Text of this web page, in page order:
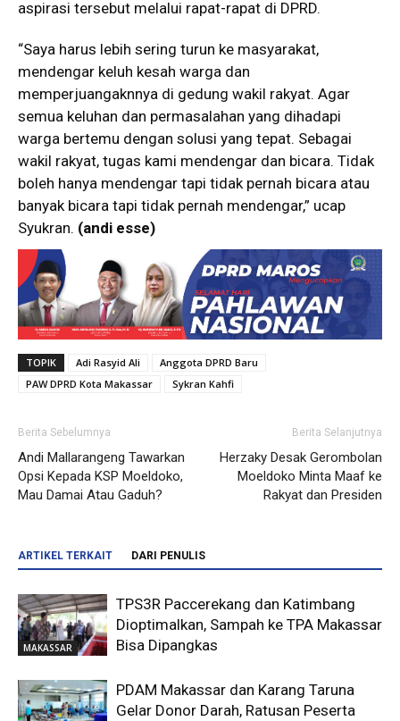
aspirasi tersebut melalui rapat-rapat di DPRD.
“Saya harus lebih sering turun ke masyarakat,
mendengar keluh kesah warga dan
memperjuangaknnya di gedung wakil rakyat. Agar
semua keluhan dan permasalahan yang dihadapi
warga bertemu dengan solusi yang tepat. Sebagai
wakil rakyat, tugas kami mendengar dan bicara. Tidak
boleh hanya mendengar tapi tidak pernah bicara atau
banyak bicara tapi tidak pernah mendengar,” ucap
Syukran. (andi esse)
TOPIK Adi Rasyid Ali
Anggota DPRD Baru
PAW DPRD Kota Makassar
Sykran Kahfi
Berita Sebelumnya
Andi Mallarangeng Tawarkan
Opsi Kepada KSP Moeldoko,
Mau Damai Atau Gaduh?
Berita Selanjutnya
Herzaky Desak Gerombolan
Moeldoko Minta Maaf ke
Rakyat dan Presiden
ARTIKEL TERKAIT DARI PENULIS
MAKASSAR
TPS3R Paccerekang dan Katimbang
Dioptimalkan, Sampah ke TPA Makassar
Bisa Dipangkas
PDAM Makassar dan Karang Taruna
Gelar Donor Darah, Ratusan Peserta